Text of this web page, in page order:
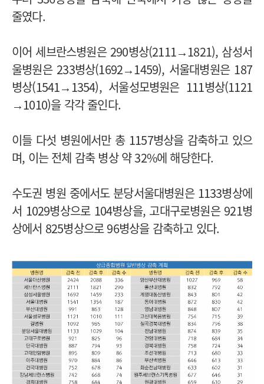
줄였다.
이어 세브란스병원은 290병상(2111→1821), 삼성서
울병원은 233병상(1692→1459), 서울대병원은 187
병상(1541→1354), 서울성모병원은 111병상(1121
→1010)을 각각 줄인다.
이들 다섯 병원에서만 총 1157병상을 감축하고 있으
며, 이는 전체 감축 병상 약 32%에 해당한다.
수도권 병원 중에서도 분당서울대병원은 1133병상에
서 1029병상으로 104병상을, 고대구로병원은 921병
상에서 825병상으로 96병상을 감축하고 있다.